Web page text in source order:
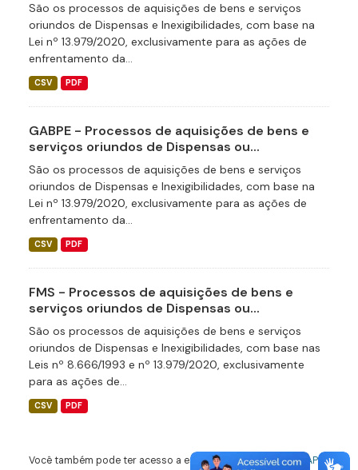
São os processos de aquisições de bens e serviços
oriundos de Dispensas e Inexigibilidades, com base na
Lei nº 13.979/2020, exclusivamente para as ações de
enfrentamento da...
CSV PDF
GABPE - Processos de aquisições de bens e
serviços oriundos de Dispensas ou...
São os processos de aquisições de bens e serviços
oriundos de Dispensas e Inexigibilidades, com base na
Lei nº 13.979/2020, exclusivamente para as ações de
enfrentamento da...
CSV PDF
FMS - Processos de aquisições de bens e
serviços oriundos de Dispensas ou...
São os processos de aquisições de bens e serviços
oriundos de Dispensas e Inexigibilidades, com base nas
Leis nº 8.666/1993 e nº 13.979/2020, exclusivamente
para as ações de...
CSV PDF
Você também pode ter acesso a esses registros usando a
API